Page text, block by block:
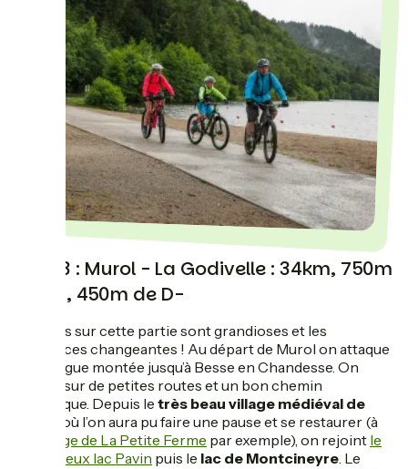
Jour 3 : Murol - La Godivelle : 34km, 750m
de D+, 450m de D-
Les vues sur cette partie sont grandioses et les
ambiances changeantes ! Au départ de Murol on attaque
une longue montée jusqu’à Besse en Chandesse. On
circule sur de petites routes et un bon chemin
volcanique. Depuis le très beau village médiéval de
où l’on aura pu faire une pause et se restaurer (à
l’Auberge de La Petite Ferme par exemple), on rejoint le
mystérieux lac Pavin puis le lac de Montcineyre. Le